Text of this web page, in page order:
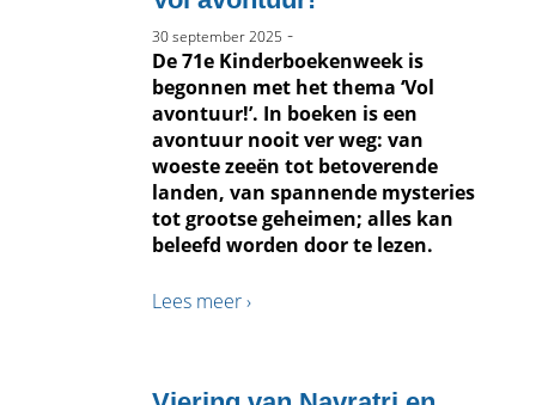
30 september 2025 -
De 71e Kinderboekenweek is
begonnen met het thema ‘Vol
avontuur!’. In boeken is een
avontuur nooit ver weg: van
woeste zeeën tot betoverende
landen, van spannende mysteries
tot grootse geheimen; alles kan
beleefd worden door te lezen.
Lees meer ›